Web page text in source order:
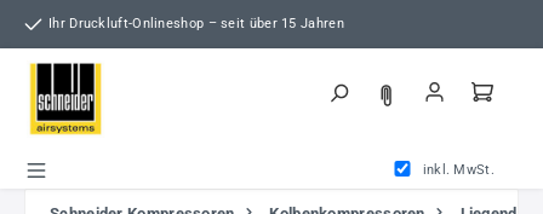
Zum Hauptinhalt springen
Ihr Druckluft-Onlineshop – seit über 15 Jahren
inkl. MwSt.